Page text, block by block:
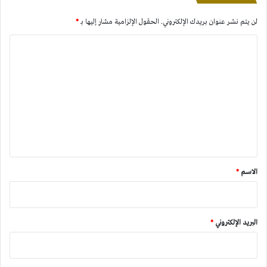
لن يتم نشر عنوان بريدك الإلكتروني. الحقول الإلزامية مشار إليها بـ*
*
الاسم *
البريد الإلكتروني *